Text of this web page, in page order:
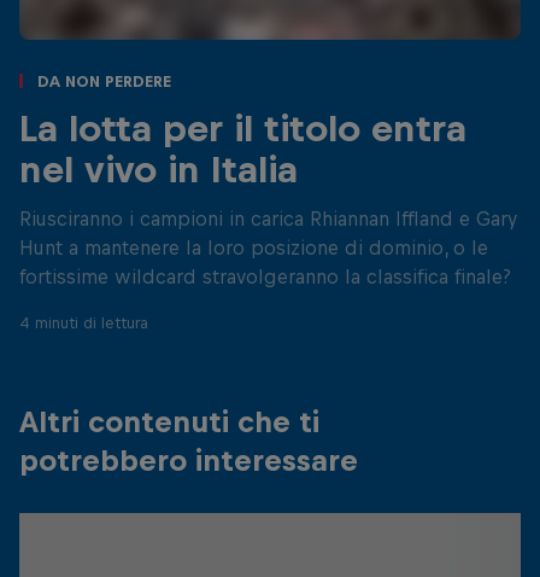
Da non perdere
La lotta per il titolo entra
nel vivo in Italia
Riusciranno i campioni in carica Rhiannan Iffland e Gary
Hunt a mantenere la loro posizione di dominio, o le
fortissime wildcard stravolgeranno la classifica finale?
4 minuti di lettura
Altri contenuti che ti
potrebbero interessare